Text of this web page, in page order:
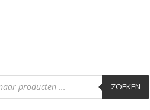
ZOEKEN